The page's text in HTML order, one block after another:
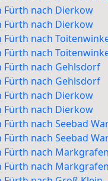
Fürth nach Dierkow
Fürth nach Dierkow
Fürth nach
Fürth nach
Fürth nach Gehlsdorf
Fürth nach Gehlsdorf
Fürth nach Dierkow
Fürth nach Dierkow
Fürth nach Seebad
Fürth nach Seebad
Fürth nach
Fürth nach